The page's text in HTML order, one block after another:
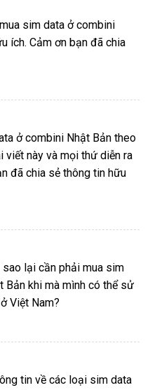
sim data ở combini
ích. Cảm ơn bạn đã chia
ở combini Nhật Bản theo
viết này và mọi thứ diễn ra
đã chia sẻ thông tin hữu
lại cần phải mua sim
Bản khi mà mình có thể sử
Việt Nam?
tin về các loại sim data